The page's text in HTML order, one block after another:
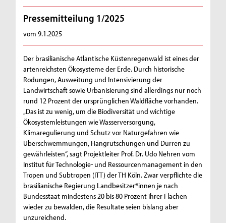
Pressemitteilung 1/2025
vom 9.1.2025
Der brasilianische Atlantische Küstenregenwald ist eines der
artenreichsten Ökosysteme der Erde. Durch historische
Rodungen, Ausweitung und Intensivierung der
Landwirtschaft sowie Urbanisierung sind allerdings nur noch
rund 12 Prozent der ursprünglichen Waldfläche vorhanden.
„Das ist zu wenig, um die Biodiversität und wichtige
Ökosystemleistungen wie Wasserversorgung,
Klimaregulierung und Schutz vor Naturgefahren wie
Überschwemmungen, Hangrutschungen und Dürren zu
gewährleisten“, sagt Projektleiter Prof. Dr. Udo Nehren vom
Institut für Technologie- und Ressourcenmanagement in den
Tropen und Subtropen (ITT) der TH Köln. Zwar verpflichte die
brasilianische Regierung Landbesitzer*innen je nach
Bundesstaat mindestens 20 bis 80 Prozent ihrer Flächen
wieder zu bewalden, die Resultate seien bislang aber
unzureichend.